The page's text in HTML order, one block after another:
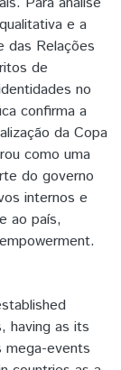
e a
das Relações
de
no
confirma a
da Copa
como uma
do governo
internos e
ao país,
having as its
events